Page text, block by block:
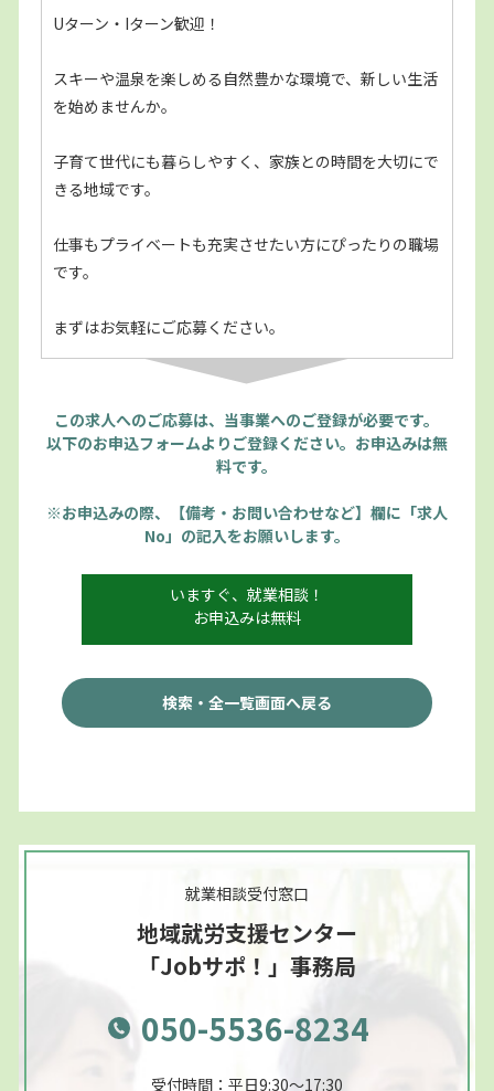
Uターン・Iターン歓迎！
スキーや温泉を楽しめる自然豊かな環境で、新しい生活
を始めませんか。
子育て世代にも暮らしやすく、家族との時間を大切にで
きる地域です。
仕事もプライベートも充実させたい方にぴったりの職場
です。
まずはお気軽にご応募ください。
この求人へのご応募は、当事業へのご登録が必要です。
以下のお申込フォームよりご登録ください。お申込みは無
料です。
※お申込みの際、【備考・お問い合わせなど】欄に「求人
No」の記入をお願いします。
いますぐ、就業相談！
お申込みは無料
検索・全一覧画面へ戻る
就業相談受付窓口
地域就労支援センター
「Jobサポ！」事務局
050-5536-8234
受付時間：平日9:30～17:30